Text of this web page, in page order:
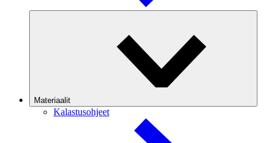
Materiaalit
Kalastusohjeet